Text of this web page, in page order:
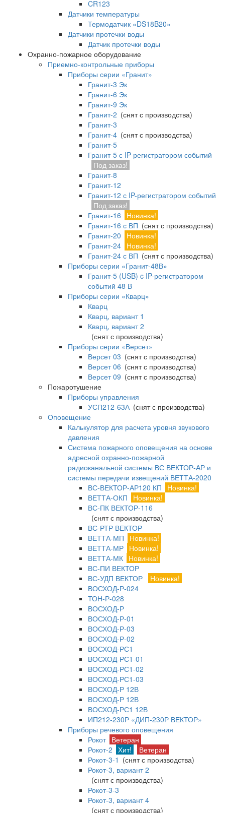
CR123
Датчики температуры
Термодатчик «DS18B20»
Датчики протечки воды
Датчик протечки воды
Охранно-пожарное оборудование
Приемно-контрольные приборы
Приборы серии «Гранит»
Гранит-3 Эк
Гранит-6 Эк
Гранит-9 Эк
Гранит-2 (снят с производства)
Гранит-3
Гранит-4 (снят с производства)
Гранит-5
Гранит-5 с IP-регистратором событий
Под заказ!
Гранит-8
Гранит-12
Гранит-12 с IP-регистратором событий
Под заказ!
Гранит-16
Новинка!
Гранит-16 с ВП (снят с производства)
Гранит-20
Новинка!
Гранит-24 Новинка!
Гранит-24 с ВП (снят с производства)
Приборы серии «Гранит-48В»
Гранит-5 (USB) c IP-регистратором
событий 48 В
Приборы серии «Кварц»
Кварц
Кварц, вариант 1
Кварц, вариант 2
(снят с производства)
Приборы серии «Версет»
Версет 03 (снят с производства)
Версет 06 (снят с производства)
Версет 09 (снят с производства)
Пожаротушение
Приборы управления
УСП212-63А(снят с производства)
Оповещение
Калькулятор для расчета уровня звукового
давления
Система пожарного оповещения на основе
адресной охранно-пожарной
радиоканальной системы ВС ВЕКТОР-АР и
системы передачи извещений ВЕТТА-2020
ВС-ВЕКТОР-АР120 КП
Новинка!
ВЕТТА-ОКП
Новинка!
ВС-ПК ВЕКТОР-116
(снят с производства)
ВС-РТР ВЕКТОР
ВЕТТА-МП
Новинка!
ВЕТТА-МР Новинка!
ВЕТТА-МК Новинка!
ВС-ПИ ВЕКТОР
ВС-УДП ВЕКТОР
Новинка!
ВОСХОД-Р-024
ТОН-Р-028
ВОСХОД-Р
ВОСХОД-Р-01
ВОСХОД-Р-03
ВОСХОД-Р-02
ВОСХОД-РС1
ВОСХОД-РС1-01
ВОСХОД-РС1-02
ВОСХОД-РС1-03
ВОСХОД-Р 12В
ВОСХОД-Р 12В
ВОСХОД-РС1 12В
ИП212-230Р «ДИП-230Р ВЕКТОР»
Приборы речевого оповещения
Рокот Ветеран
Рокот-2 Хит!
Ветеран
Рокот-3-1 (снят с производства)
Рокот-3, вариант 2
(снят с производства)
Рокот-3-3
Рокот-3, вариант 4
(снят с производства)